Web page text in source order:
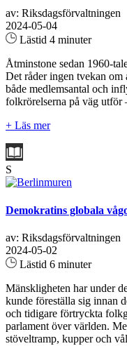
av: Riksdagsförvaltningen
2024-05-04
Lästid 4 minuter
Åtminstone sedan 1960-
Det råder ingen tvekan om
både medlemsantal och
folkrörelserna på väg utför
+ Läs mer
S
Demokratins globala
av: Riksdagsförvaltningen
2024-05-02
Lästid 6 minuter
Mänskligheten har under
kunde föreställa sig innan
och tidigare förtryckta
parlament över världen.
stöveltramp, kupper och